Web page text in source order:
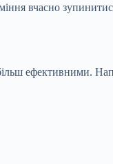
вчасно
ефективними.